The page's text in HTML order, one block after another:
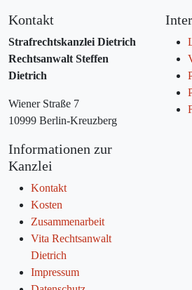
Kontakt
Strafrechtskanzlei Dietrich
Rechtsanwalt Steffen
Dietrich
Wiener Straße 7
10999 Berlin-Kreuzberg
Informationen zur
Kanzlei
Kontakt
Kosten
Zusammenarbeit
Vita Rechtsanwalt
Dietrich
Impressum